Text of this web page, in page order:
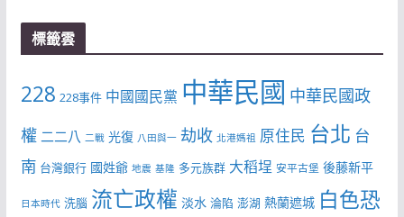
標籤雲
228 228事件 中國國民黨 中華民國 中華民國政
權 二二八 二戰 光復 八田與一 劫收 北港媽祖 原住民 台北 台
南 台灣銀行 國姓爺 地震 基隆 多元族群 大稻埕 安平古堡 後藤新平
日本時代 洗腦 流亡政權 淡水 淪陷 澎湖 熱蘭遮城 白色恐